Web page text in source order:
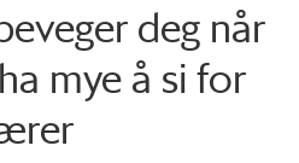
deg når
mye å si for